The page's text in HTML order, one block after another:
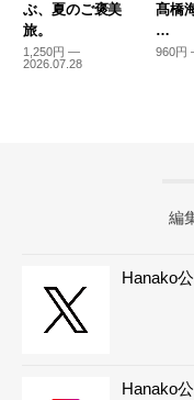
ぶ、夏のご褒美
旅。
1,250円 —
2026.07.28
髙橋
…
960円
編
Hanako
Hanako